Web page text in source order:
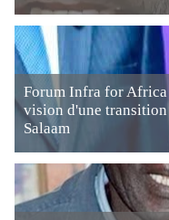
Forum Infra for Africa
vision d'une transition
Salaam